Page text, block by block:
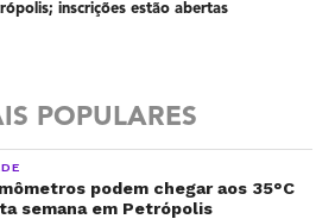
inscrições estão abertas
POPULARES
podem chegar aos 35°C
semana em Petrópolis